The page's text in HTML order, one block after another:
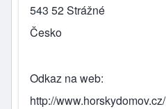
543 52Strážné
Česko
Odkaz na web
http://www.horskydomov.cz/